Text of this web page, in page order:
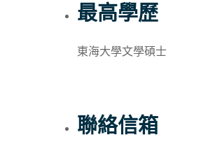
最高學歷
東海大學文學碩士
聯絡信箱